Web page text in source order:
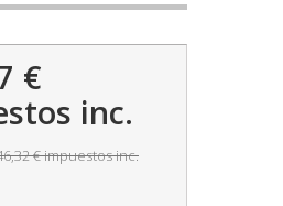
€
inc.
€impuestos inc.